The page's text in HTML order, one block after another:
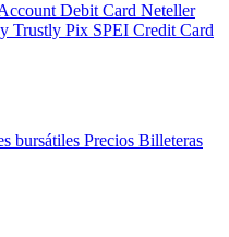
Debit Card Neteller
Trustly Pix SPEI Credit Card
bursátiles Precios Billeteras